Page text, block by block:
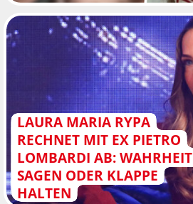
LAURA MARIA RYPA
RECHNET MIT EX PIETRO
LOMBARDI AB: WAHRHEIT
SAGEN ODER KLAPPE
HALTEN